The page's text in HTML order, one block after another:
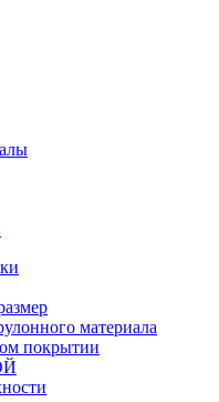
материала
покрытии